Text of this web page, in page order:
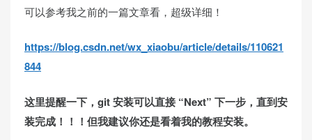
可以参考我之前的一篇文章看，超级详细！
https://blog.csdn.net/wx_xiaobu/article/details/110621
844
这里提醒一下，git 安装可以直接 “Next” 下一步，直到安
装完成！！！但我建议你还是看着我的教程安装。